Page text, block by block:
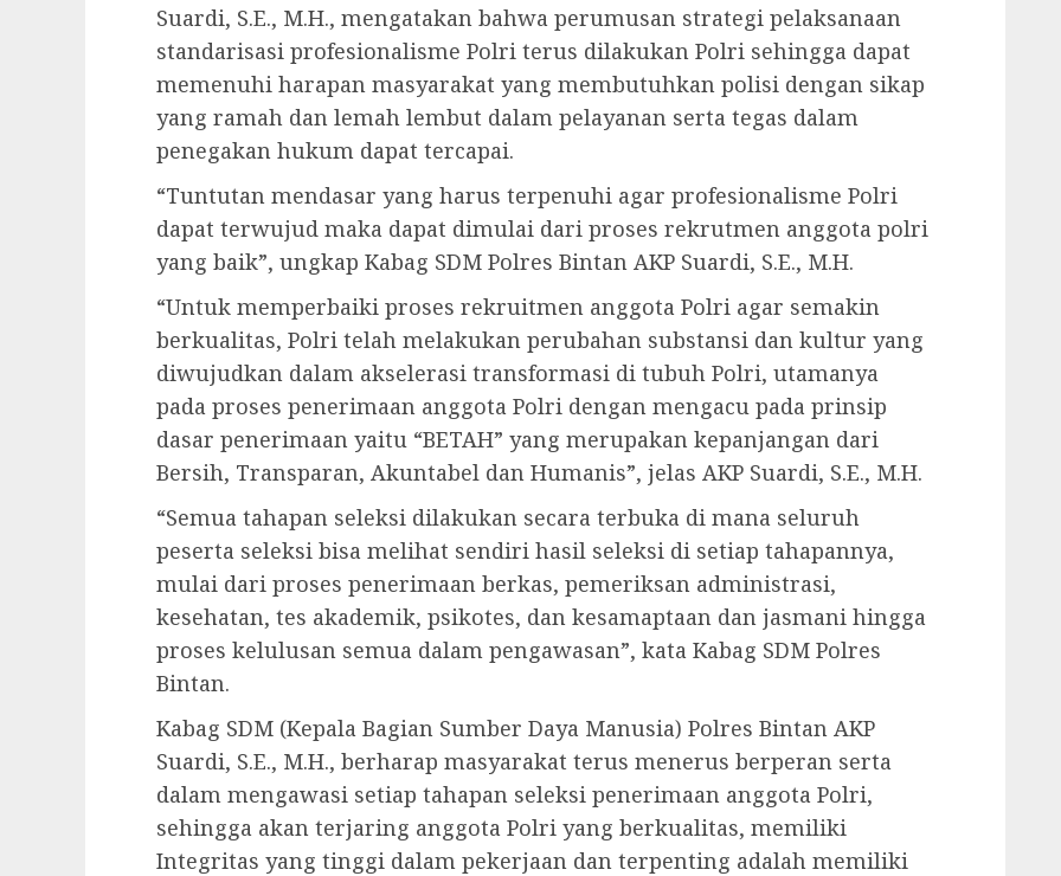
Suardi, S.E., M.H., mengatakan bahwa perumusan strategi pelaksanaan
standarisasi profesionalisme Polri terus dilakukan Polri sehingga dapat
memenuhi harapan masyarakat yang membutuhkan polisi dengan sikap
yang ramah dan lemah lembut dalam pelayanan serta tegas dalam
penegakan hukum dapat tercapai.
“Tuntutan mendasar yang harus terpenuhi agar profesionalisme Polri
dapat terwujud maka dapat dimulai dari proses rekrutmen anggota polri
yang baik”, ungkap Kabag SDM Polres Bintan AKP Suardi, S.E., M.H.
“Untuk memperbaiki proses rekruitmen anggota Polri agar semakin
berkualitas, Polri telah melakukan perubahan substansi dan kultur yang
diwujudkan dalam akselerasi transformasi di tubuh Polri, utamanya
pada proses penerimaan anggota Polri dengan mengacu pada prinsip
dasar penerimaan yaitu “BETAH” yang merupakan kepanjangan dari
Bersih, Transparan, Akuntabel dan Humanis”, jelas AKP Suardi, S.E., M.H.
“Semua tahapan seleksi dilakukan secara terbuka di mana seluruh
peserta seleksi bisa melihat sendiri hasil seleksi di setiap tahapannya,
mulai dari proses penerimaan berkas, pemeriksan administrasi,
kesehatan, tes akademik, psikotes, dan kesamaptaan dan jasmani hingga
proses kelulusan semua dalam pengawasan”, kata Kabag SDM Polres
Bintan.
Kabag SDM (Kepala Bagian Sumber Daya Manusia) Polres Bintan AKP
Suardi, S.E., M.H., berharap masyarakat terus menerus berperan serta
dalam mengawasi setiap tahapan seleksi penerimaan anggota Polri,
sehingga akan terjaring anggota Polri yang berkualitas, memiliki
Integritas yang tinggi dalam pekerjaan dan terpenting adalah memiliki